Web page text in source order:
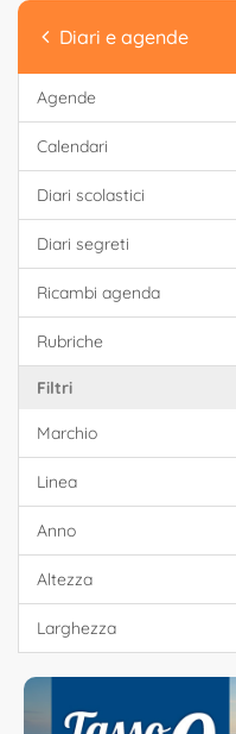
Diari e agende
Agende
Calendari
Diari scolastici
Diari segreti
Ricambi agenda
Rubriche
Filtri
Marchio
Linea
Anno
Altezza
Larghezza